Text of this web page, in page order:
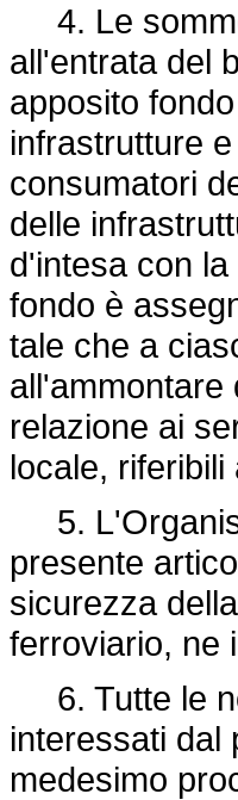
4. Le
all'entrata del
apposito
infrastrutture
consumatori
delle
d'intesa con
fondo è
tale che a
all'ammontare
relazione ai
locale,
5.
presente
sicurezza
ferroviario, ne
6. Tutte le
interessati dal
medesimo